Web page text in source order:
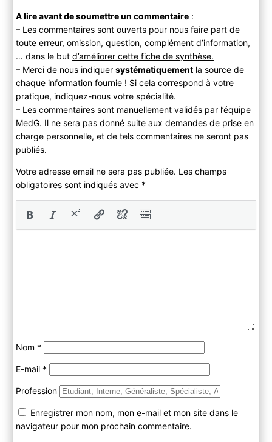
A lire avant de soumettre un commentaire:
– Les commentaires sont ouverts pour nous faire part de
toute erreur, omission, question, complément d’information,
… dans le but d’améliorer cette fiche de synthèse.
– Merci de nous indiquer systématiquementla source de
chaque information fournie ! Si cela correspond à votre
pratique, indiquez-nous votre spécialité.
– Les commentaires sont manuellement validés par l’équipe
MedG. Il ne sera pas donné suite aux demandes de prise en
charge personnelle, et de tels commentaires ne seront pas
publiés.
Votre adresse email ne sera pas publiée. Les champs
obligatoires sont indiqués avec *
Nom *
E-mail *
Profession
Enregistrer mon nom, mon e-mail et mon site dans le
navigateur pour mon prochain commentaire.